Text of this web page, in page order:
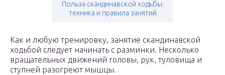
Польза скандинавской ходьбы:
техника и правила занятий
Как и любую тренировку, занятие скандинавской
ходьбой следует начинать с разминки. Несколько
вращательных движений головы, рук, туловища и
ступней разогреют мышцы.